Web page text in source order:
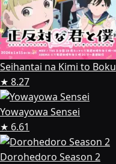
Seihantai na Kimi to Boku
★ 8.27
Yowayowa Sensei
★ 6.61
Dorohedoro Season 2